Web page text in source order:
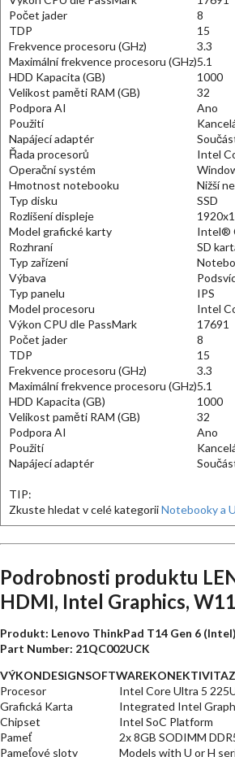
Počet jader
8
TDP
15
Frekvence procesoru (GHz)
3.3
Maximální frekvence procesoru (GHz)5.1
HDD Kapacita (GB)
1000
Velikost paměti RAM (GB)
32
Podpora AI
Ano
Použití
Napájecí adaptér
Řada procesorů
Intel
Operační systém
Hmotnost notebooku
Nižší
Typ disku
SSD
Rozlišení displeje
Model grafické karty
Intel®
Rozhraní
SD
Typ zařízení
Výbava
Typ panelu
IPS
Model procesoru
Intel
Výkon CPU dle PassMark
17691
Počet jader
8
TDP
15
Frekvence procesoru (GHz)
3.3
Maximální frekvence procesoru (GHz)5.1
HDD Kapacita (GB)
1000
Velikost paměti RAM (GB)
32
Podpora AI
Ano
Použití
Napájecí adaptér
TIP:
Zkuste hledat v celé kategoriiNotebooky a
Podrobnosti produktu
HDMI, Intel Graphics,
Produkt: Lenovo ThinkPad T14 Gen 6 (Intel)
Part Number: 21QC002UCK
VÝKONDESIGNSOFTWAREKONEKTIVITA
Procesor
Intel Core Ultra 5
Grafická Karta
Integrated Intel
Chipset
Intel SoC Platform
Pameť
2x 8GB SODIMM
Pameťové sloty
Models with U or H